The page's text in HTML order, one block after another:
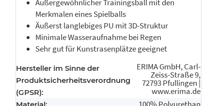
Außergewöhnlicher Trainingsball mit den
Merkmalen eines Spielballs
Äußerst langlebiges PU mit 3D-Struktur
Minimale Wasseraufnahme bei Regen
Sehr gut für Kunstrasenplätze geeignet
Hersteller im Sinne der
Produktsicherheitsverordnung
(GPSR):
ERIMA GmbH, Carl-
Zeiss-Straße 9,
72793 Pfullingen |
www.erima.de